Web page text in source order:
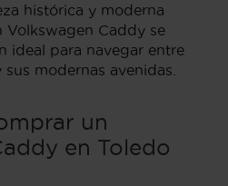
histórica y moderna
Volkswagen Caddy se
ideal para navegar entre
modernas avenidas.
un
en Toledo